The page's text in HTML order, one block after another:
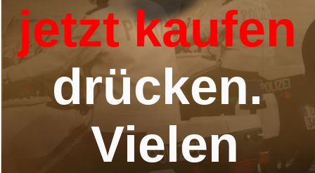
jetzt kaufen
drücken.
Vielen